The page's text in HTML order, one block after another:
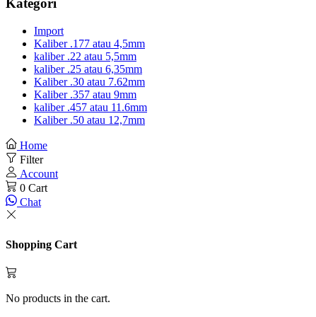
Kategori
Import
Kaliber .177 atau 4,5mm
kaliber .22 atau 5,5mm
kaliber .25 atau 6,35mm
Kaliber .30 atau 7.62mm
Kaliber .357 atau 9mm
kaliber .457 atau 11.6mm
Kaliber .50 atau 12,7mm
Home
Filter
Account
0 Cart
Chat
Shopping Cart
No products in the cart.